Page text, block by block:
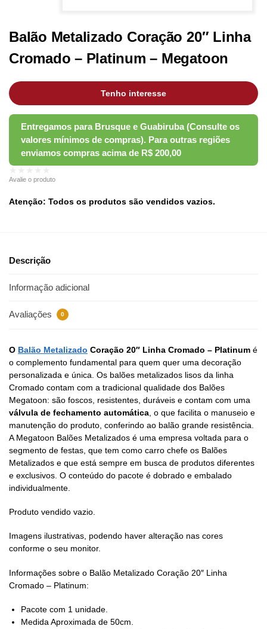
Balão Metalizado Coração 20″ Linha
Cromado – Platinum – Megatoon
Tenho interesse
Avalie o produto
Atenção: Todos os produtos são vendidos vazios.
Descrição
Informação adicional
Avaliações 0
O Balão Metalizado Coração 20″ Linha Cromado – Platinum é
o complemento fundamental para quem quer uma decoração
personalizada e única. Os balões metalizados lisos da linha
Cromado contam com a tradicional qualidade dos Balões
Megatoon: são foscos, resistentes, duráveis e contam com uma
válvula de fechamento automática , o que facilita o manuseio e
manutenção do produto, conferindo ao balão grande resistência.
A Megatoon Balões Metalizados é uma empresa voltada para o
segmento de festas, que tem como carro chefe os Balões
Metalizados e que está sempre em busca de produtos diferentes
e exclusivos. O conteúdo do pacote é dobrado e embalado
individualmente.
Produto vendido vazio.
Imagens ilustrativas, podendo haver alteração nas cores
conforme o seu monitor.
Informações sobre o Balão Metalizado Coração 20″ Linha
Cromado – Platinum:
Pacote com 1 unidade.
Medida Aproximada de 50cm.